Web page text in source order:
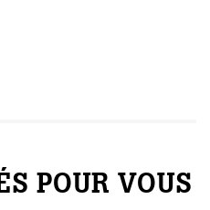
POUR VOUS